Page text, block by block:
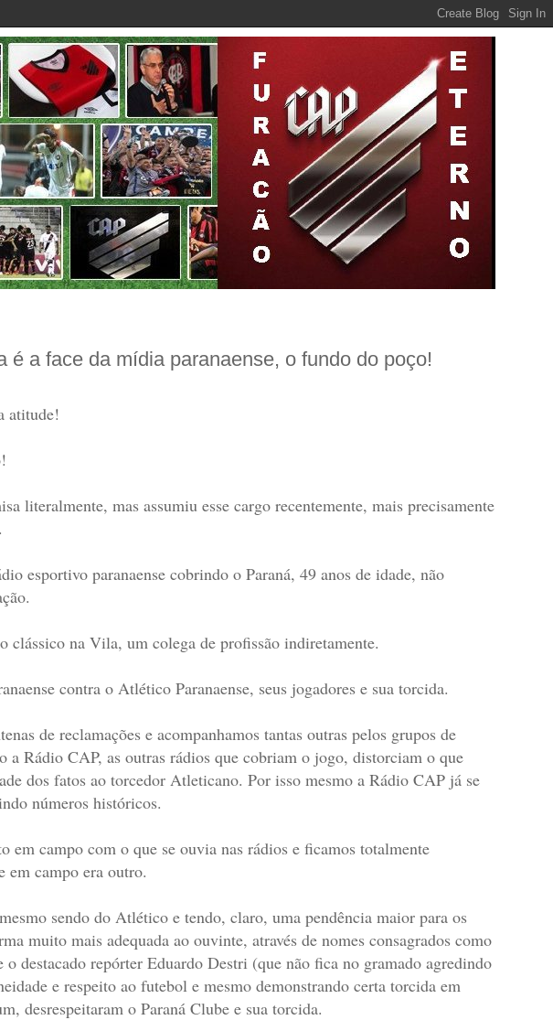
é a face da mídia paranaense, o fundo do poço!
atitude!
literalmente, mas assumiu esse cargo recentemente, mais precisamente
.
esportivo paranaense cobrindo o Paraná, 49 anos de idade, não
clássico na Vila, um colega de profissão indiretamente.
contra o Atlético Paranaense, seus jogadores e sua torcida.
de reclamações e acompanhamos tantas outras pelos grupos de
a Rádio CAP, as outras rádios que cobriam o jogo, distorciam o que
dos fatos ao torcedor Atleticano. Por isso mesmo a Rádio CAP já se
números históricos.
em campo com o que se ouvia nas rádios e ficamos totalmente
em campo era outro.
sendo do Atlético e tendo, claro, uma pendência maior para os
muito mais adequada ao ouvinte, através de nomes consagrados como
destacado repórter Eduardo Destri (que não fica no gramado agredindo
e respeito ao futebol e mesmo demonstrando certa torcida em
desrespeitaram o Paraná Clube e sua torcida.